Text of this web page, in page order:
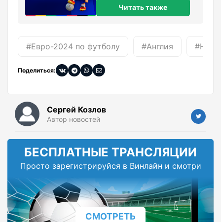
Читать также
#Евро-2024 по футболу #Англия
Поделиться:
Сергей Козлов
Автор новостей
БЕСПЛАТНЫЕ ТРАНСЛЯЦИИ
Просто зарегистрируйся в Винлайн и смотри
СМОТРЕТЬ